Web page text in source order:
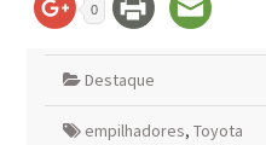
0
Destaque
empilhadores, Toyota